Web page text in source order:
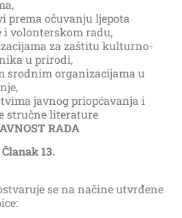
prema očuvanju ljepota
volonterskom radu,
za zaštitu kulturno-
u prirodi,
srodnim organizacijama u
javnog priopćavanja i
stručne literature
RADA
Članak 13.
se na načine utvrđene